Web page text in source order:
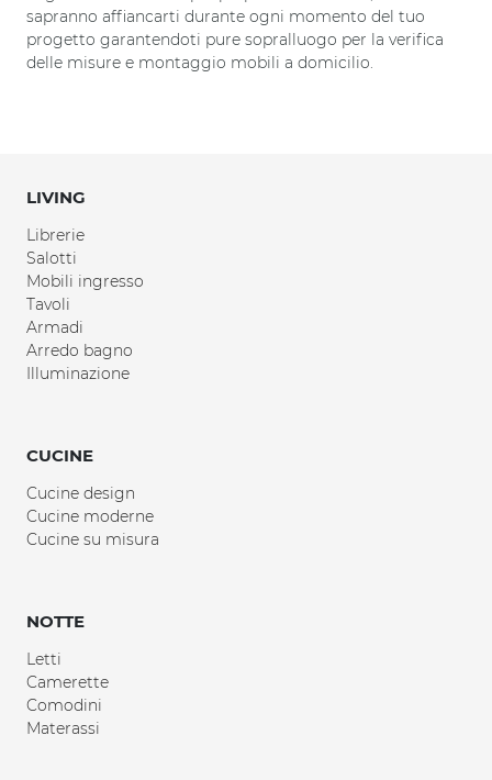
sapranno affiancarti durante ogni momento del tuo
progetto garantendoti pure sopralluogo per la verifica
delle misure e montaggio mobili a domicilio.
LIVING
Librerie
Salotti
Mobili ingresso
Tavoli
Armadi
Arredo bagno
Illuminazione
CUCINE
Cucine design
Cucine moderne
Cucine su misura
NOTTE
Letti
Camerette
Comodini
Materassi